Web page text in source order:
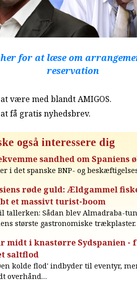
for at læse om
reservation
være med blandt AMIGOS.
få gratis nyhedsbrev.
også interessere dig
sandhed om Spaniens
i det spanske BNP- og
røde guld: Ældgammel
et massivt turist-boom
tallerken: Sådan blev Almadraba-
største gastronomiske trækplaster.
midt i knastørre Sydspanien -
saltflod
kolde flod' indbyder til eventyr,
overhånd…